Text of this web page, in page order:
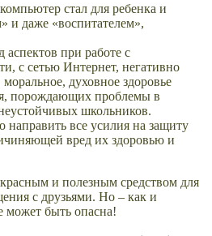
стал для ребенка и
и даже «воспитателем»,
при работе с
с сетью Интернет, негативно
духовное здоровье
порождающих проблемы в
школьников.
направить все усилия на защиту
вред их здоровью и
и полезным средством для
с друзьями. Но – как и
может быть опасна!